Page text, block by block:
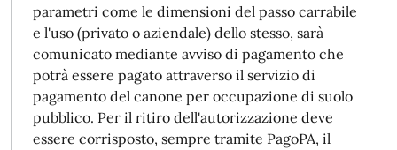
parametri come le dimensioni del passo carrabile
e l'uso (privato o aziendale) dello stesso, sarà
comunicato mediante avviso di pagamento che
potrà essere pagato attraverso il servizio di
pagamento del canone per occupazione di suolo
pubblico. Per il ritiro dell'autorizzazione deve
essere corrisposto, sempre tramite PagoPA, il